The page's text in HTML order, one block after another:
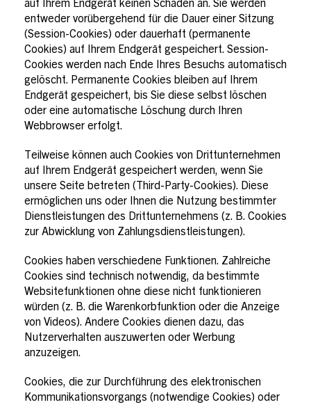
auf Ihrem Endgerät keinen Schaden an. Sie werden
entweder vorübergehend für die Dauer einer Sitzung
(Session-Cookies) oder dauerhaft (permanente
Cookies) auf Ihrem Endgerät gespeichert. Session-
Cookies werden nach Ende Ihres Besuchs automatisch
gelöscht. Permanente Cookies bleiben auf Ihrem
Endgerät gespeichert, bis Sie diese selbst löschen
oder eine automatische Löschung durch Ihren
Webbrowser erfolgt.
Teilweise können auch Cookies von Drittunternehmen
auf Ihrem Endgerät gespeichert werden, wenn Sie
unsere Seite betreten (Third-Party-Cookies). Diese
ermöglichen uns oder Ihnen die Nutzung bestimmter
Dienstleistungen des Drittunternehmens (z. B. Cookies
zur Abwicklung von Zahlungsdienstleistungen).
Cookies haben verschiedene Funktionen. Zahlreiche
Cookies sind technisch notwendig, da bestimmte
Websitefunktionen ohne diese nicht funktionieren
würden (z. B. die Warenkorbfunktion oder die Anzeige
von Videos). Andere Cookies dienen dazu, das
Nutzerverhalten auszuwerten oder Werbung
anzuzeigen.
Cookies, die zur Durchführung des elektronischen
Kommunikationsvorgangs (notwendige Cookies) oder